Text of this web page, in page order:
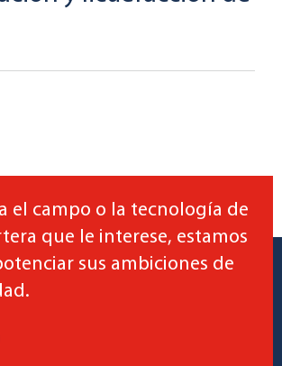
el campo o la tecnología de
que le interese, estamos
sus ambiciones de